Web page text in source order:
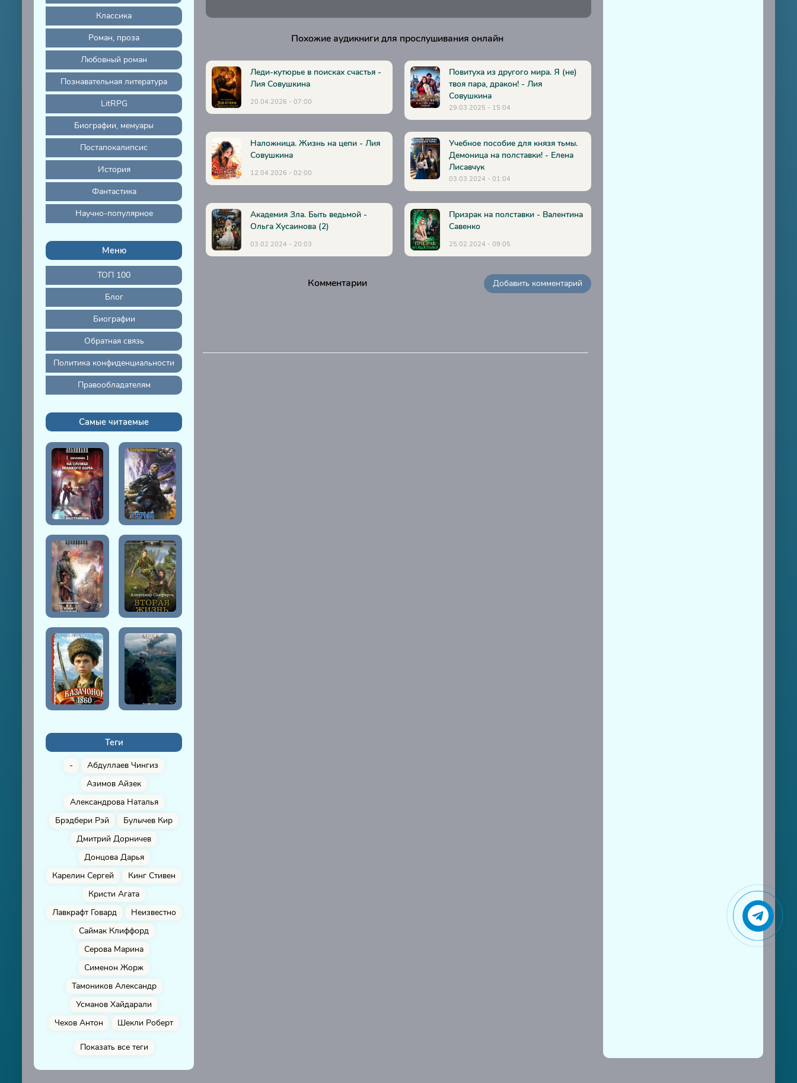
Классика
Роман, проза
Любовный роман
Познавательная литература
LitRPG
Биографии, мемуары
Постапокалипсис
История
Фантастика
Научно-популярное
Меню
ТОП 100
Блог
Биографии
Обратная связь
Политика конфиденциальности
Правообладателям
Самые читаемые
Теги
-
Абдуллаев Чингиз
Азимов Айзек
Александрова Наталья
Брэдбери Рэй
Булычев Кир
Дмитрий Дорничев
Донцова Дарья
Карелин Сергей
Кинг Стивен
Кристи Агата
Лавкрафт Говард
Неизвестно
Саймак Клиффорд
Серова Марина
Сименон Жорж
Тамоников Александр
Усманов Хайдарали
Чехов Антон
Шекли Роберт
Показать все теги
19
20
21
23
24
25
26
27
28
Похожие аудикниги для прослушивания онлайн
Леди-кутюрье в поисках счастья -
Лия Совушкина
20.04.2026 - 07:00
Повитуха из другого мира. Я (не)
твоя пара, дракон! - Лия
Совушкина
29.03.2025 - 15:04
Наложница. Жизнь на цепи - Лия
Совушкина
12.04.2026 - 02:00
Учебное пособие для князя тьмы.
Демоница на полставки! - Елена
Лисавчук
03.03.2024 - 01:04
Академия Зла. Быть ведьмой -
Ольга Хусаинова (2)
03.02.2024 - 20:03
Призрак на полставки - Валентина
Савенко
25.02.2024 - 09:05
Комментарии Добавить комментарий